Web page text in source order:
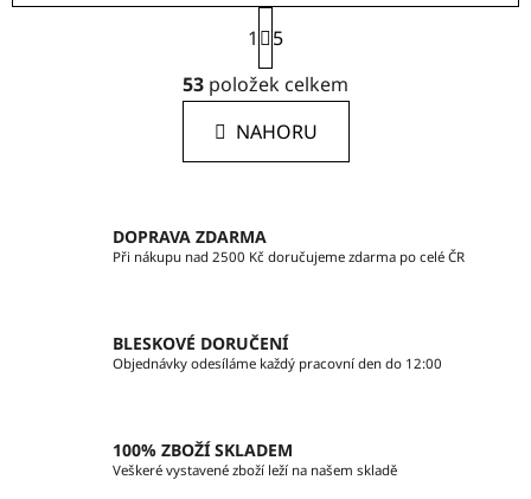
O
v
l
á
d
í
p
k
y
p
i
S
t
r
á
n
k
í
1
5
53 položek celkem
NAHORU
DOPRAVA ZDARMA
Při nákupu nad 2500 Kč doručujeme zdarma po celé ČR
BLESKOVÉ DORUČENÍ
Objednávky odesíláme každý pracovní den do 12:00
100% ZBOŽÍ SKLADEM
Veškeré vystavené zboží leží na našem skladě